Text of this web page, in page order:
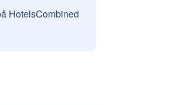
HotelsCombined